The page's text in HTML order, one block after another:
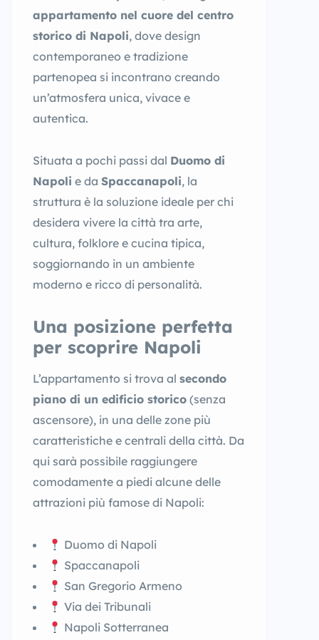
appartamento nel cuore del centro
storico di Napoli, dove design
contemporaneo e tradizione
partenopea si incontrano creando
un’atmosfera unica, vivace e
autentica.
Situata a pochi passi dal Duomo di
Napoli e da Spaccanapoli, la
struttura è la soluzione ideale per chi
desidera vivere la città tra arte,
cultura, folklore e cucina tipica,
soggiornando in un ambiente
moderno e ricco di personalità.
Una posizione perfetta
per scoprire Napoli
L’appartamento si trova al secondo
piano di un edificio storico (senza
ascensore), in una delle zone più
caratteristiche e centrali della città. Da
qui sarà possibile raggiungere
comodamente a piedi alcune delle
attrazioni più famose di Napoli:
Duomo di Napoli
Spaccanapoli
San Gregorio Armeno
Via dei Tribunali
Napoli Sotterranea